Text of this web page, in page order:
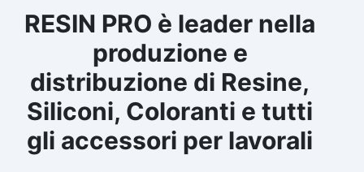
RESIN PRO è leader nella
produzione e
distribuzione di Resine,
Siliconi, Coloranti e tutti
gli accessori per lavorali